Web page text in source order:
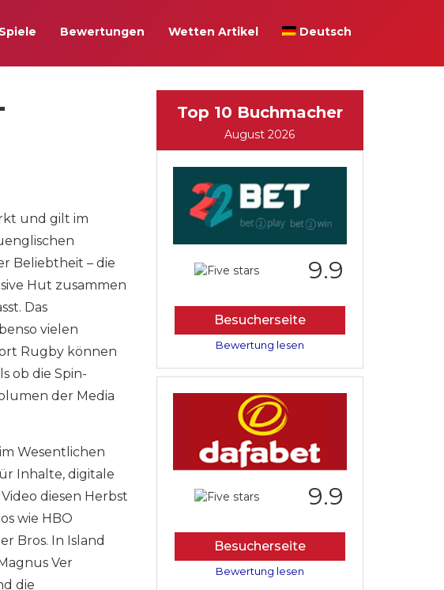
Bewertungen Wetten Artikel Deutsch
und gilt im
Beliebtheit – die
Hut zusammen
Das
vielen
Rugby können
ob die Spin-
der Media
Wesentlichen
Inhalte, digitale
diesen Herbst
wie HBO
Bros. In Island
Ver
die
Top 10 Buchmacher
August 2026
9.9
Besucherseite
Bewertung lesen
9.9
Besucherseite
Bewertung lesen